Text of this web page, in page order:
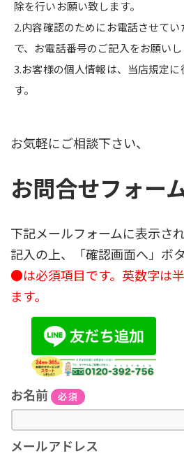
除を行いお願い致します。
2.内容確認のためにお電話させて
で、お電話番号のご記入をお願いし
3.お客様の個人情報は、当店規定
す。
お気軽にご相談下さい、
お問合せフォー
下記メールフォームに表示さ
記入の上、「確認画面へ」ボ
●は必須項目です。英数字は
ます。
お名前 必須
メールアドレス